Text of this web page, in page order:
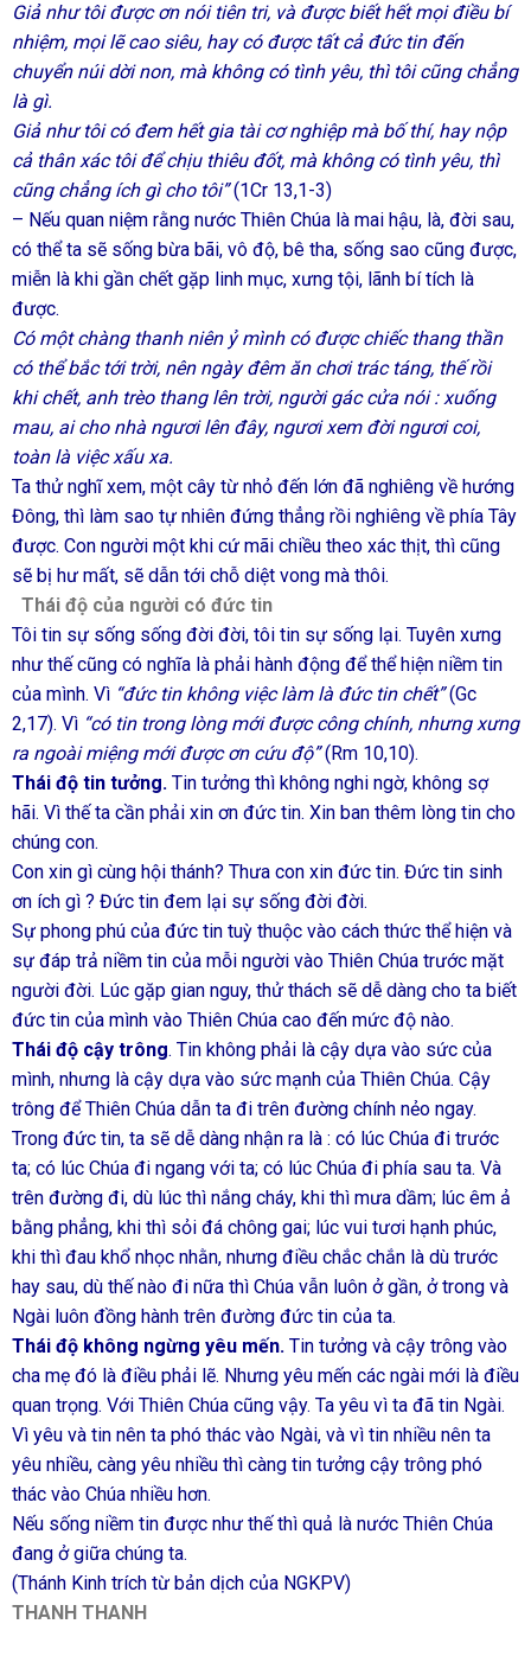
Giả như tôi được ơn nói tiên tri, và được biết hết mọi điều bí
nhiệm, mọi lẽ cao siêu, hay có được tất cả đức tin đến
chuyển núi dời non, mà không có tình yêu, thì tôi cũng chẳng
là gì.
Giả như tôi có đem hết gia tài cơ nghiệp mà bố thí, hay nộp
cả thân xác tôi để chịu thiêu đốt, mà không có tình yêu, thì
cũng chẳng ích gì cho tôi”(1Cr 13,1-3)
– Nếu quan niệm rằng nước Thiên Chúa là mai hậu, là, đời sau,
có thể ta sẽ sống bừa bãi, vô độ, bê tha, sống sao cũng được,
miễn là khi gần chết gặp linh mục, xưng tội, lãnh bí tích là
được.
Có một chàng thanh niên ỷ mình có được chiếc thang thần
có thể bắc tới trời, nên ngày đêm ăn chơi trác táng, thế rồi
khi chết, anh trèo thang lên trời, người gác cửa nói : xuống
mau, ai cho nhà ngươi lên đây, ngươi xem đời ngươi coi,
toàn là việc xấu xa.
Ta thử nghĩ xem, một cây từ nhỏ đến lớn đã nghiêng về hướng
Đông, thì làm sao tự nhiên đứng thẳng rồi nghiêng về phía Tây
được. Con người một khi cứ mãi chiều theo xác thịt, thì cũng
sẽ bị hư mất, sẽ dẫn tới chỗ diệt vong mà thôi.
Thái độ của người có đức tin
Tôi tin sự sống sống đời đời, tôi tin sự sống lại. Tuyên xưng
như thế cũng có nghĩa là phải hành động để thể hiện niềm tin
của mình. Vì “đức tin không việc làm là đức tin chết”(Gc
2,17). Vì “có tin trong lòng mới được công chính, nhưng xưng
ra ngoài miệng mới được ơn cứu độ”(Rm 10,10).
Thái độ tin tưởng. Tin tưởng thì không nghi ngờ, không sợ
hãi. Vì thế ta cần phải xin ơn đức tin. Xin ban thêm lòng tin cho
chúng con.
Con xin gì cùng hội thánh? Thưa con xin đức tin. Đức tin sinh
ơn ích gì ? Đức tin đem lại sự sống đời đời.
Sự phong phú của đức tin tuỳ thuộc vào cách thức thể hiện và
sự đáp trả niềm tin của mỗi người vào Thiên Chúa trước mặt
người đời. Lúc gặp gian nguy, thử thách sẽ dễ dàng cho ta biết
đức tin của mình vào Thiên Chúa cao đến mức độ nào.
Thái độ cậy trông. Tin không phải là cậy dựa vào sức của
mình, nhưng là cậy dựa vào sức mạnh của Thiên Chúa. Cậy
trông để Thiên Chúa dẫn ta đi trên đường chính nẻo ngay.
Trong đức tin, ta sẽ dễ dàng nhận ra là : có lúc Chúa đi trước
ta; có lúc Chúa đi ngang với ta; có lúc Chúa đi phía sau ta. Và
trên đường đi, dù lúc thì nắng cháy, khi thì mưa dầm; lúc êm ả
bằng phẳng, khi thì sỏi đá chông gai; lúc vui tươi hạnh phúc,
khi thì đau khổ nhọc nhằn, nhưng điều chắc chắn là dù trước
hay sau, dù thế nào đi nữa thì Chúa vẫn luôn ở gần, ở trong và
Ngài luôn đồng hành trên đường đức tin của ta.
Thái độ không ngừng yêu mến. Tin tưởng và cậy trông vào
cha mẹ đó là điều phải lẽ. Nhưng yêu mến các ngài mới là điều
quan trọng. Với Thiên Chúa cũng vậy. Ta yêu vì ta đã tin Ngài.
Vì yêu và tin nên ta phó thác vào Ngài, và vì tin nhiều nên ta
yêu nhiều, càng yêu nhiều thì càng tin tưởng cậy trông phó
thác vào Chúa nhiều hơn.
Nếu sống niềm tin được như thế thì quả là nước Thiên Chúa
đang ở giữa chúng ta.
(Thánh Kinh trích từ bản dịch của NGKPV)
THANH THANH